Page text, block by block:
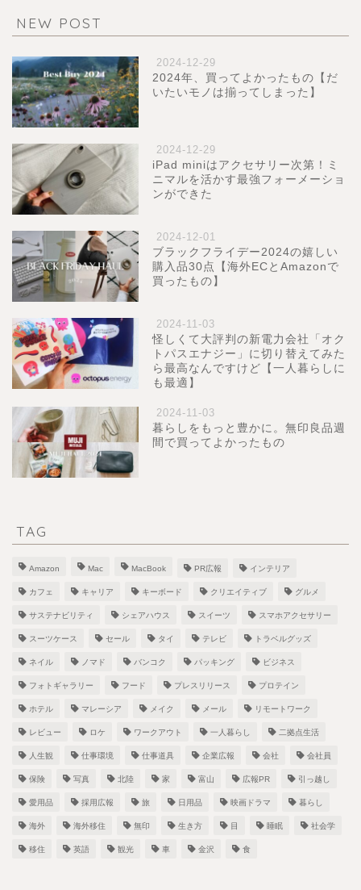
NEW POST
2024-12-29
2024年、買ってよかったもの【だ
いたいモノは揃ってしまった】
2024-12-29
iPad miniはアクセサリー次第！ミ
ニマルを活かす最強フォーメーショ
ンができた
2024-12-01
ブラックフライデー2024の嬉しい
購入品30点【海外ECとAmazonで
買ったもの】
2024-11-03
怪しくて大評判の新電力会社「オク
トパスエナジー」に切り替えてみた
ら最高なんですけど【一人暮らしに
も最適】
2024-11-03
暮らしをもっと豊かに。無印良品週
間で買ってよかったもの
TAG
Amazon Mac MacBook PR広報 インテリア
カフェ キャリア キーボード クリエイティブ グルメ
サステナビリティ シェアハウス スイーツ スマホアクセサリー
スーツケース セール タイ テレビ トラベルグッズ
ネイル ノマド バンコク パッキング ビジネス
フォトギャラリー フード プレスリリース プロテイン
ホテル マレーシア メイク メール リモートワーク
レビュー ロケ ワークアウト 一人暮らし 二拠点生活
人生観 仕事環境 仕事道具 企業広報 会社 会社員
保険 写真 北陸 家 富山 広報PR 引っ越し
愛用品 採用広報 旅 日用品 映画ドラマ 暮らし
海外 海外移住 無印 生き方 目 睡眠 社会学
移住 英語 観光 車 金沢 食